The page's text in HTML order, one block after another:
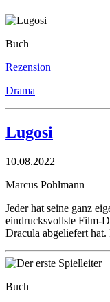
Buch
Rezension
Drama
Lugosi
10.08.2022
Marcus Pohlmann
Jeder hat seine ganz
eindrucksvollste Film-
Dracula abgeliefert
Buch